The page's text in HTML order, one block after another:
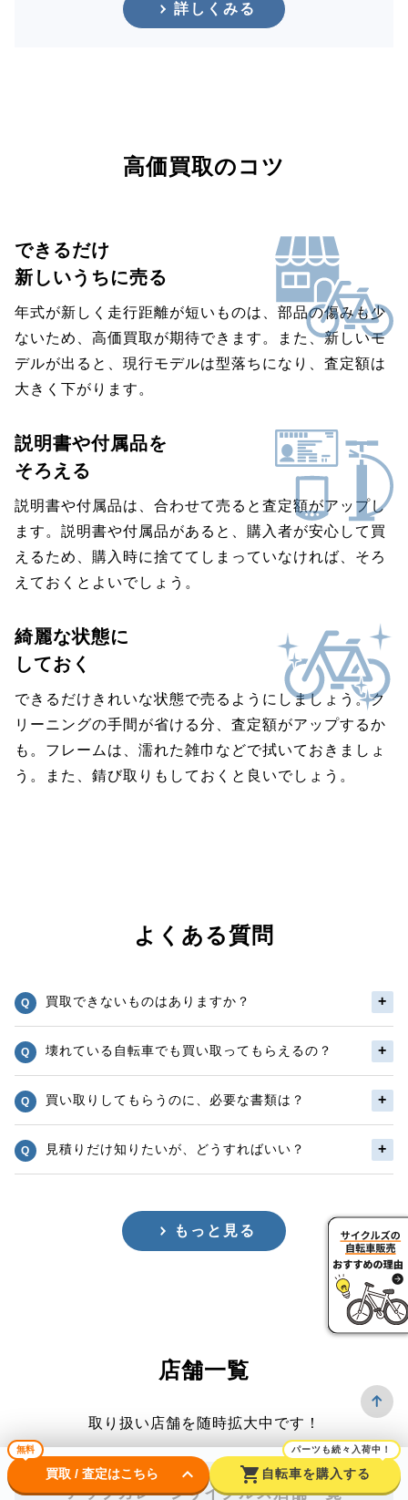
詳しくみる
高価買取のコツ
できるだけ
新しいうちに売る
年式が新しく走行距離が短いものは、部品の傷みも少
ないため、高価買取が期待できます。また、新しいモ
デルが出ると、現行モデルは型落ちになり、査定額は
大きく下がります。
説明書や付属品を
そろえる
説明書や付属品は、合わせて売ると査定額がアップし
ます。説明書や付属品があると、購入者が安心して買
えるため、購入時に捨ててしまっていなければ、そろ
えておくとよいでしょう。
綺麗な状態に
しておく
できるだけきれいな状態で売るようにしましょう。ク
リーニングの手間が省ける分、査定額がアップするか
も。フレームは、濡れた雑巾などで拭いておきましょ
う。また、錆び取りもしておくと良いでしょう。
よくある質問
買取できないものはありますか？
壊れている自転車でも買い取ってもらえるの？
買い取りしてもらうのに、必要な書類は？
見積りだけ知りたいが、どうすればいい？
もっと見る
店舗一覧
取り扱い店舗を随時拡大中です！
アップガレージサイクルズ店舗一覧
無料
買取 / 査定はこちら keyboard_arrow_down shopping_cart
パーツも続々入荷中！
自転車を購入する